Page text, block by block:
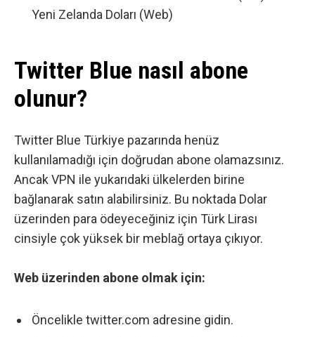
Yeni Zelanda Doları (Web)
Twitter Blue nasıl abone
olunur?
Twitter Blue Türkiye pazarında henüz
kullanılamadığı için doğrudan abone olamazsınız.
Ancak VPN ile yukarıdaki ülkelerden birine
bağlanarak satın alabilirsiniz. Bu noktada Dolar
üzerinden para ödeyeceğiniz için Türk Lirası
cinsiyle çok yüksek bir meblağ ortaya çıkıyor.
Web üzerinden abone olmak için:
Öncelikle twitter.com adresine gidin.